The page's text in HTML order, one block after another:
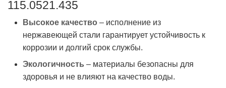
115.0521.435
Высокое качество – исполнение из
нержавеющей стали гарантирует устойчивость к
коррозии и долгий срок службы.
Экологичность – материалы безопасны для
здоровья и не влияют на качество воды.